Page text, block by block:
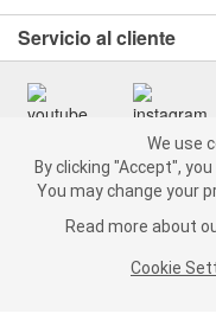
We use cookies on our
to the
You may change your
Read more about
Cookie
Servicio al cliente
Copyright © 2008-2026
catalog_main
Política de privacidad
Ley
We use
By clicking "Accept",
You may change your
Read more about
Cookie